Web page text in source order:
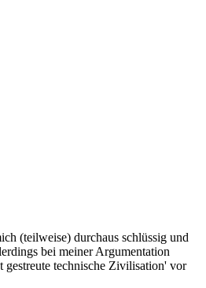
(teilweise) durchaus schlüssig und
bei meiner Argumentation
gestreute technische Zivilisation' vor